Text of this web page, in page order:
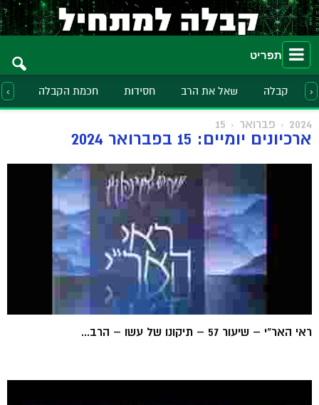
תפריט
קבלה שאל את הרב חסידות חכמת הקבלה ›
‹
2024 פברואר 15
ארכיונים יומיים: 15 בפברואר 2024
ראי האר"י – שיעור 57 – תיקונו של עשו – הרב...